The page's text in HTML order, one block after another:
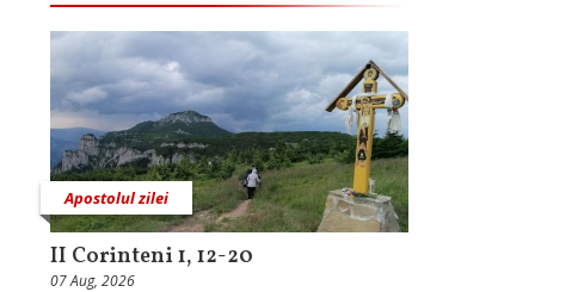
Apostolul zilei
II Corinteni 1, 12-20
07 Aug, 2026